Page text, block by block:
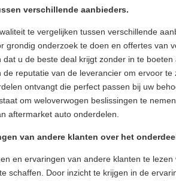
verschillende aanbieders.
te vergelijken tussen verschillende
grondig onderzoek te doen en offertes van
u de beste deal krijgt zonder in te
reputatie van de leverancier om ervoor
ontvangt die perfect passen bij uw
om weloverwogen beslissingen te
aftermarket auto onderdelen.
van andere klanten over het
en ervaringen van andere klanten te
schaffen. Door inzicht te krijgen in de